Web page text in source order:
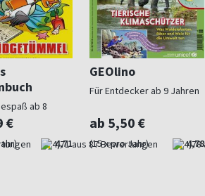
ab 8
€
4,71
GEOlino
Für Entdecker ab 9 Jahren
ab 5,50 €
(15 x pro Jahr) 4,78